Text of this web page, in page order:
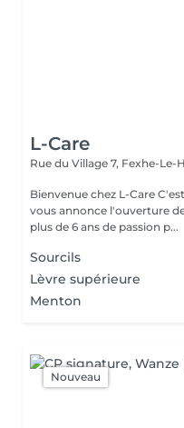
L-Care
Rue du Village 7, Fexhe-Le-
Bienvenue chez L-Care C'est avec beaucoup d'émotion que je
vous annonce l'ouverture de
plus de 6 ans de passion p...
Sourcils
Lèvre supérieure
Menton
Nouveau